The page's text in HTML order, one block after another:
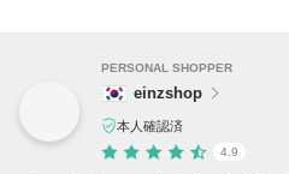
PERSONAL SHOPPER
einzshop
本人確認済
4.9